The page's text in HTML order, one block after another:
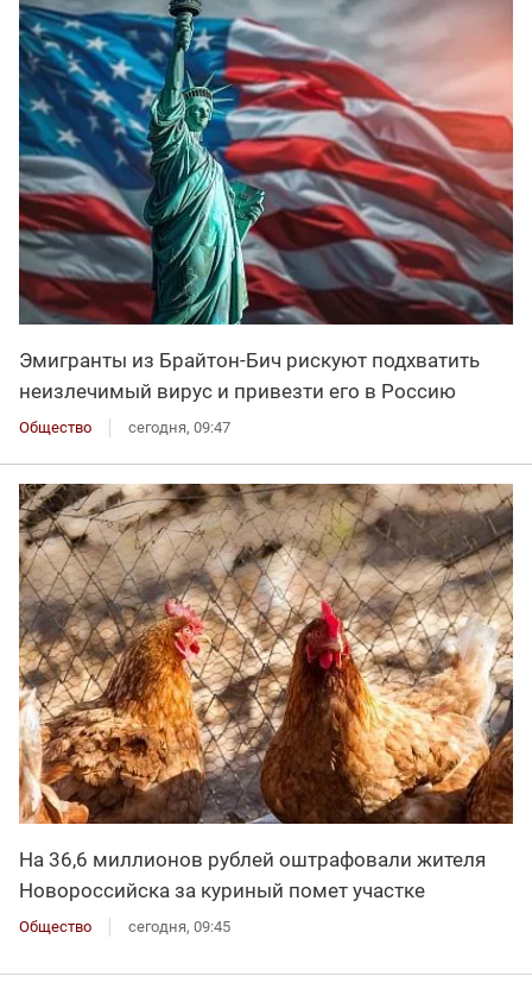
Эмигранты из Брайтон-Бич рискуют подхватить
неизлечимый вирус и привезти его в Россию
Общество сегодня, 09:47
На 36,6 миллионов рублей оштрафовали жителя
Новороссийска за куриный помет участке
Общество сегодня, 09:45